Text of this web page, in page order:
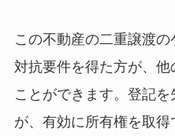
この不動産の二重譲渡
対抗要件を得た方が、
ことができます。登記
が、有効に所有権を取